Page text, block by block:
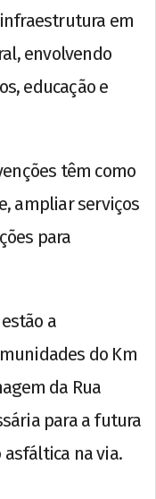
em
envolvendo
educação e
têm como
ampliar serviços
para
a
do Km
da Rua
para a futura
na via.